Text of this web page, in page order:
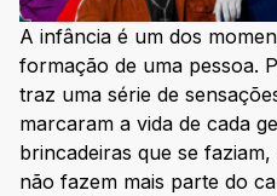
A infância é um dos
formação de uma pessoa.
traz uma série de
marcaram a vida de cada
brincadeiras que se
não fazem mais parte do